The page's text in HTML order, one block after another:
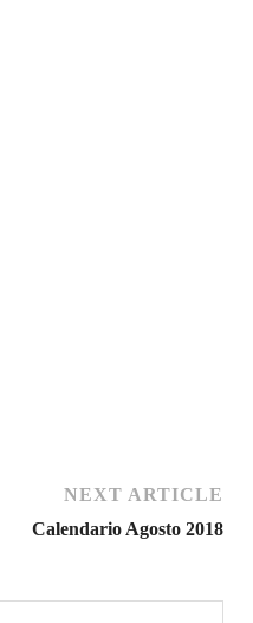
NEXT ARTICLE
Calendario Agosto 2018